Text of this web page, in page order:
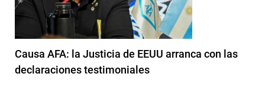
Causa AFA: la Justicia de EEUU arranca con las
declaraciones testimoniales